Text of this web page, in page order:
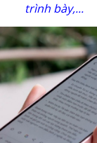
trình bày,...